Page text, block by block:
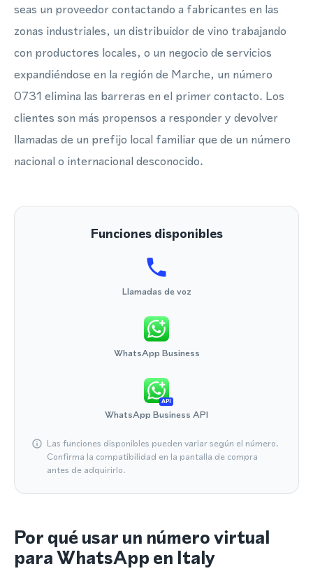
seas un proveedor contactando a fabricantes en las
zonas industriales, un distribuidor de vino trabajando
con productores locales, o un negocio de servicios
expandiéndose en la región de Marche, un número
0731 elimina las barreras en el primer contacto. Los
clientes son más propensos a responder y devolver
llamadas de un prefijo local familiar que de un número
nacional o internacional desconocido.
Funciones disponibles
Llamadas de voz
WhatsApp Business
API
WhatsApp Business API
Las funciones disponibles pueden variar según el número.
Confirma la compatibilidad en la pantalla de compra
antes de adquirirlo.
Por qué usar un número virtual
para WhatsApp en Italy